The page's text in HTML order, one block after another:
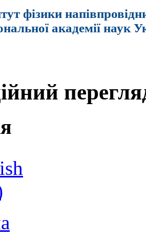
фізики
академії наук